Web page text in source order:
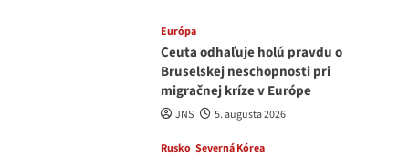
Európa
Ceuta odhaľuje holú pravdu o
Bruselskej neschopnosti pri
migračnej kríze v Európe
JNS 5. augusta 2026
Rusko Severná Kórea